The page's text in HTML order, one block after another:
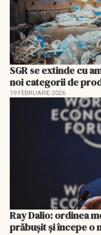
SGR se extinde cu
noi categorii de
19 FEBRUARIE 2026
Ray Dalio: ordinea
prăbușit și începe o